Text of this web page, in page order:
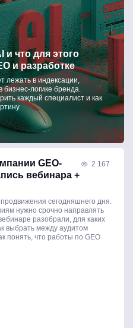
и что для этого
и разработке
лежать в индексации,
бизнес-логике бренда.
каждый специалист и как
2 167
GEO-
вебинара +
сегодняшнего дня.
нужно срочно направлять
разобрали, для каких
выбрать между аудитом
понять, что работы по GEO